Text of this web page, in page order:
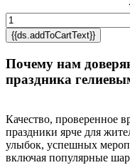
{{ds.addToCartText}}
Почему нам
праздника
Качество, проверенное
праздники ярче для
улыбок, успешных
включая популярные